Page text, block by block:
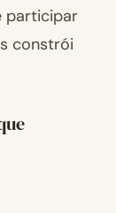
participar
constrói